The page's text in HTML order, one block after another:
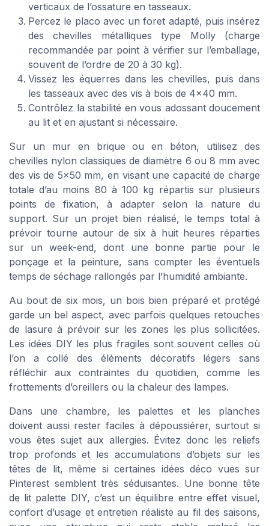
verticaux de l’ossature en tasseaux.
Percez le placo avec un foret adapté, puis insérez
des chevilles métalliques type Molly (charge
recommandée par point à vérifier sur l’emballage,
souvent de l’ordre de 20 à 30 kg).
Vissez les équerres dans les chevilles, puis dans
les tasseaux avec des vis à bois de 4×40 mm.
Contrôlez la stabilité en vous adossant doucement
au lit et en ajustant si nécessaire.
Sur un mur en brique ou en béton, utilisez des
chevilles nylon classiques de diamètre 6 ou 8 mm avec
des vis de 5×50 mm, en visant une capacité de charge
totale d’au moins 80 à 100 kg répartis sur plusieurs
points de fixation, à adapter selon la nature du
support. Sur un projet bien réalisé, le temps total à
prévoir tourne autour de six à huit heures réparties
sur un week-end, dont une bonne partie pour le
ponçage et la peinture, sans compter les éventuels
temps de séchage rallongés par l’humidité ambiante.
Au bout de six mois, un bois bien préparé et protégé
garde un bel aspect, avec parfois quelques retouches
de lasure à prévoir sur les zones les plus sollicitées.
Les idées DIY les plus fragiles sont souvent celles où
l’on a collé des éléments décoratifs légers sans
réfléchir aux contraintes du quotidien, comme les
frottements d’oreillers ou la chaleur des lampes.
Dans une chambre, les palettes et les planches
doivent aussi rester faciles à dépoussiérer, surtout si
vous êtes sujet aux allergies. Évitez donc les reliefs
trop profonds et les accumulations d’objets sur les
têtes de lit, même si certaines idées déco vues sur
Pinterest semblent très séduisantes. Une bonne tête
de lit palette DIY, c’est un équilibre entre effet visuel,
confort d’usage et entretien réaliste au fil des saisons,